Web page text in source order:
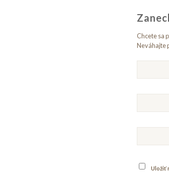
Chcete sa
Neváhajte
Uložiť